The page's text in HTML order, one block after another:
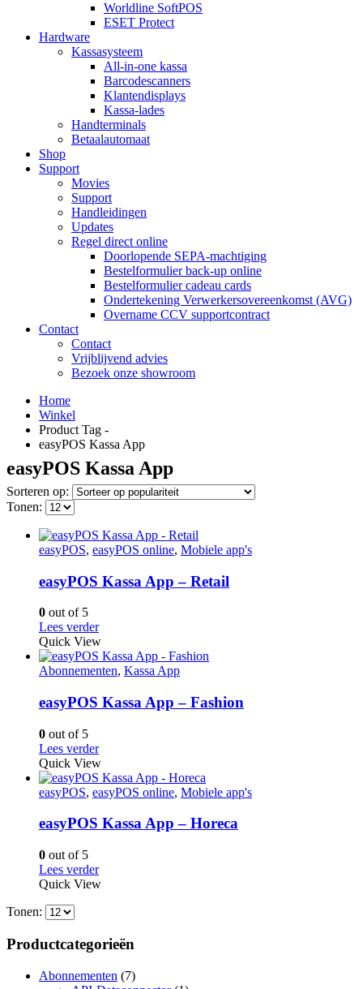
Worldline SoftPOS
ESET Protect
Hardware
Kassasysteem
All-in-one kassa
Barcodescanners
Klantendisplays
Kassa-lades
Handterminals
Betaalautomaat
Shop
Support
Movies
Support
Handleidingen
Updates
Regel direct online
Doorlopende SEPA-machtiging
Bestelformulier back-up online
Bestelformulier cadeau cards
Ondertekening Verwerkersovereenkomst (AVG)
Overname CCV supportcontract
Contact
Contact
Vrijblijvend advies
Bezoek onze showroom
Home
Winkel
Product Tag -
easyPOS Kassa App
easyPOS Kassa App
Sorteren op:
Tonen:
easyPOS, easyPOS online, Mobiele app's
easyPOS Kassa App – Retail
0 out of 5
Lees verder
Quick View
Abonnementen, Kassa App
easyPOS Kassa App – Fashion
0 out of 5
Lees verder
Quick View
easyPOS, easyPOS online, Mobiele app's
easyPOS Kassa App – Horeca
0 out of 5
Lees verder
Quick View
Tonen:
Productcategorieën
Abonnementen (7)